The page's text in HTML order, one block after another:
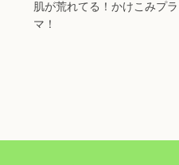
肌が荒れてる！かけこみプ
マ！